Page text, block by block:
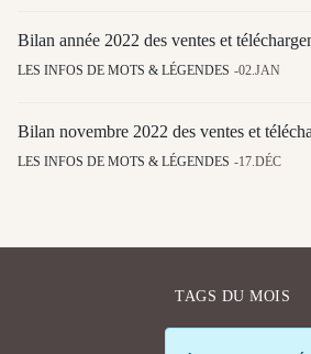
Bilan année 2022 des ventes et
LES INFOS DE MOTS & LÉGENDES 02.JAN
Bilan novembre 2022 des ventes et
LES INFOS DE MOTS & LÉGENDES 17.DÉC
TAGS DU MOIS